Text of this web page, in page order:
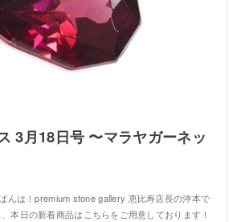
3月18日号 〜マラヤガーネッ
んは！premium stone gallery 恵比寿店長の沖本で
本日の新着商品はこちらをご用意しております！